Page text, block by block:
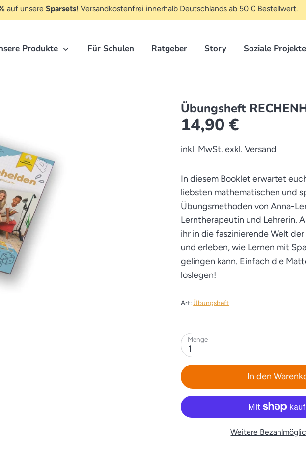
auf unsere Sparsets! Versandkostenfrei innerhalb Deutschlands ab 50 € Bestellwert.
Produkte Für Schulen Ratgeber Story Soziale Projekte
Hier
Übungsheft
14,90 €
inkl. MwSt. exkl. Versand
In diesem Booklet erwartet
liebsten mathematischen und
Übungsmethoden von Anna-
Lerntherapeutin und Lehrerin.
ihr in die faszinierende Welt
und erleben, wie Lernen mit
gelingen kann. Einfach die
loslegen!
Art: Übungsheft
Menge
1
In den
Weitere